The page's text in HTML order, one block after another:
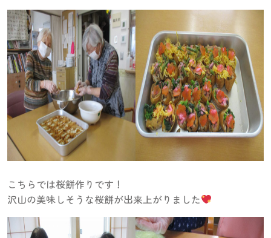
こちらでは桜餅作りです！
沢山の美味しそうな桜餅が出来上がりました